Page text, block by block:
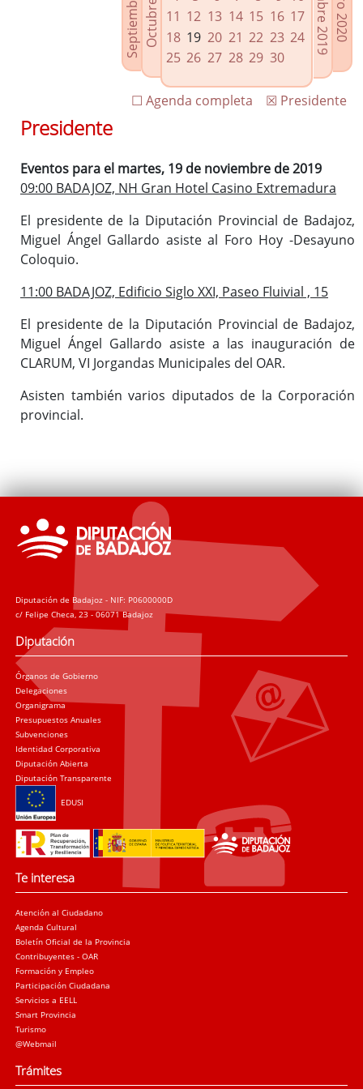
Agenda de Presidencia
Plenos provinciales y Juntas de gobierno
Oficina de Proyectos Europeos
11 12 13 14 15 16 17
18 19 20 21 22 23 24
25 26 27 28 29 30
☒ Presidente
☐ Agenda completa
Presidente
Eventos para el martes, 19 de noviembre de 2019
09:00 BADAJOZ, NH Gran Hotel Casino Extremadura
El presidente de la Diputación Provincial de Badajoz,
Miguel Ángel Gallardo asiste al Foro Hoy -Desayuno
Coloquio.
11:00 BADAJOZ, Edificio Siglo XXI, Paseo Fluivial , 15
El presidente de la Diputación Provincial de Badajoz,
Miguel Ángel Gallardo asiste a las inauguración de
CLARUM, VI Jorgandas Municipales del OAR.
Asisten también varios diputados de la Corporación
provincial.
Diputación de Badajoz - NIF: P0600000D
c/ Felipe Checa, 23 - 06071 Badajoz
Diputación
Órganos de Gobierno
Delegaciones
Organigrama
Presupuestos Anuales
Subvenciones
Identidad Corporativa
Diputación Abierta
Diputación Transparente
EDUSI
Te interesa
Atención al Ciudadano
Agenda Cultural
Boletín Oficial de la Provincia
Contribuyentes - OAR
Formación y Empleo
Participación Ciudadana
Servicios a EELL
Smart Provincia
Turismo
@Webmail
Trámites